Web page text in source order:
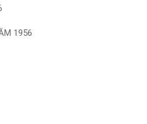
1956